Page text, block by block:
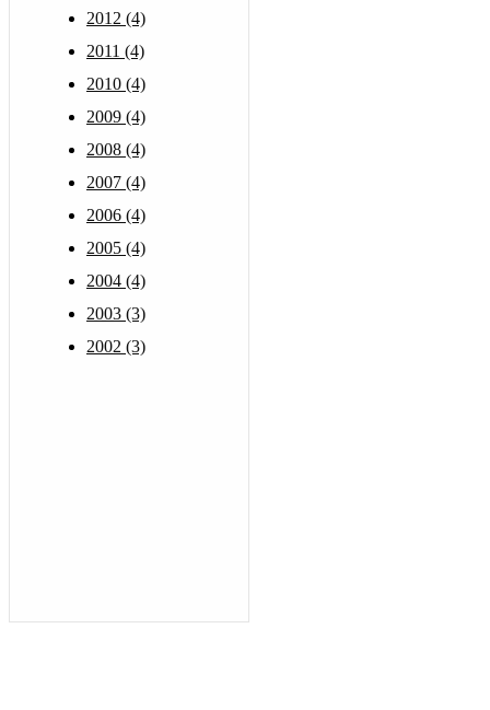
2012 (4)
2011 (4)
2010 (4)
2009 (4)
2008 (4)
2007 (4)
2006 (4)
2005 (4)
2004 (4)
2003 (3)
2002 (3)